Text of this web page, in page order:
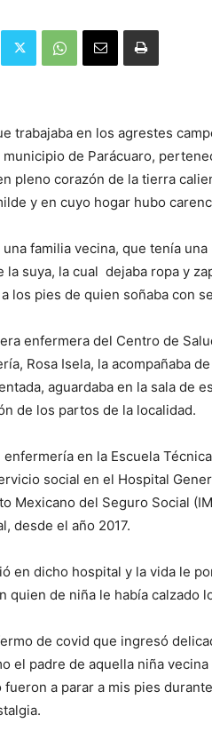
trabajaba en los agrestes
de Parácuaro,
pleno corazón de la tierra
y en cuyo hogar hubo
familia vecina, que tenía
la suya, la cual dejaba ropa y
los pies de quien soñaba con
enfermera del Centro de
Rosa Isela, la acompañaba
aguardaba en la sala de
de los partos de la localidad.
en la Escuela
social en el Hospital
Mexicano del Seguro Social
desde el año 2017.
en dicho hospital y la vida le
quien de niña le había calzado
de covid que ingresó
el padre de aquella niña
a parar a mis pies